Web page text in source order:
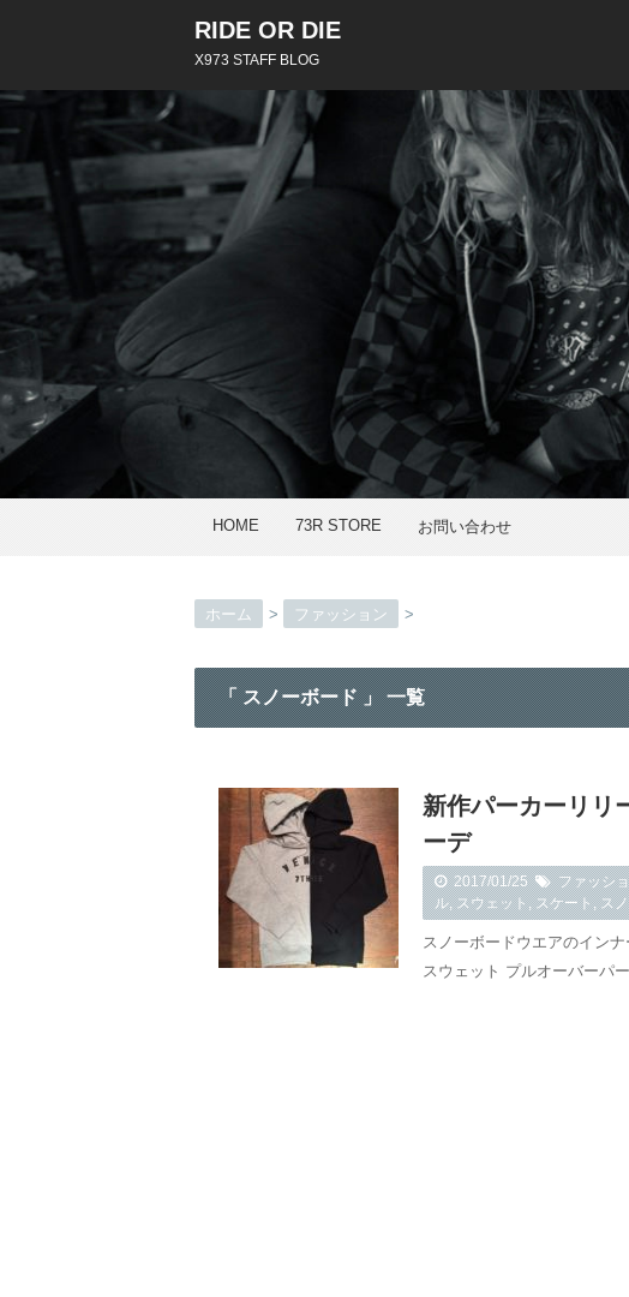
RIDE OR DIE
X973 STAFF BLOG
HOME 73R STORE お問い合わせ
ホーム > ファッション >
「 スノーボード 」 一覧
新作パーカーリリ
ーデ
2017/01/25 ファッシ
ル,スウェット,スケート,ス
スノーボードウエアのイン
スウェット プルオーバーパ